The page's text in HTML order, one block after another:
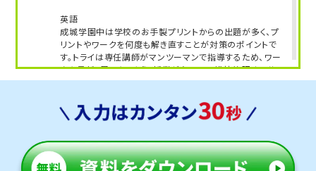
英語
成城学園中は学校のお手製プリントからの出題が多く、プ
リントやワークを何度も解き直すことが対策のポイントで
す。トライは専任講師がマンツーマンで指導するため、ワー
クを最低3周できるよう、授業がない日の進捗管理までサ
ポートします。
人気のコース
・定期テスト・内申点対策コース
砧中学校